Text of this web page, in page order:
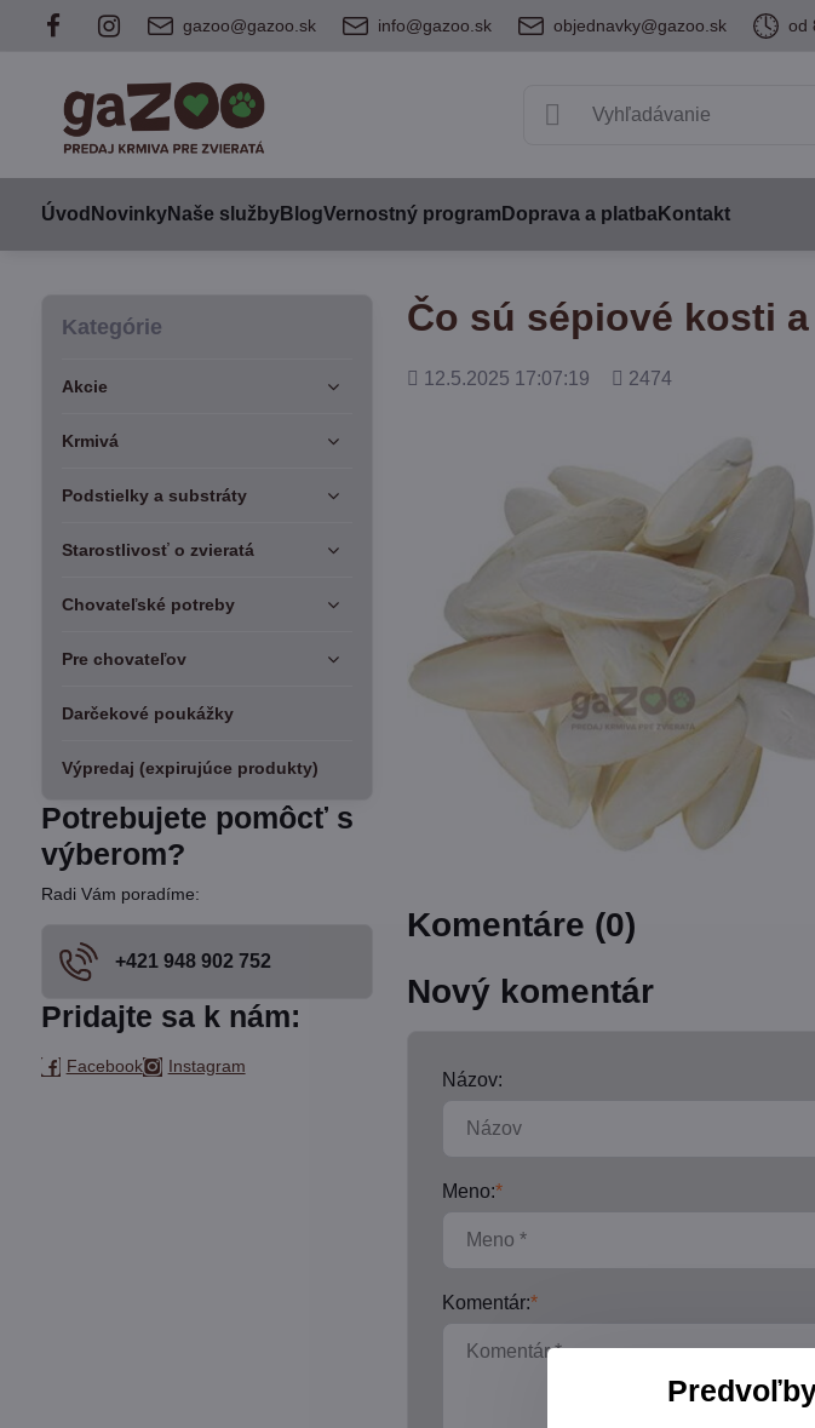
gazoo@gazoo.sk info@gazoo.sk objednavky@gazoo.sk od
Úvod NovinkyNaše službyBlogVernostný program Doprava a platbaKontakt
Čo sú sépiové kosti
Pridané
12.5.2025 17:07:19
Počet
2474
Komentáre (0)
Nový komentár
Názov:
Meno:*
Komentár:*
Kategórie
Akcie
Krmivá
Podstielky a substráty
Starostlivosť o zvieratá
Chovateľské potreby
Pre chovateľov
Darčekové poukážky
Výpredaj (expirujúce produkty)
Potrebujete pomôcť s
výberom?
Radi Vám poradíme:
+421 948 902 752
Pridajte sa k nám:
Facebook Instagram